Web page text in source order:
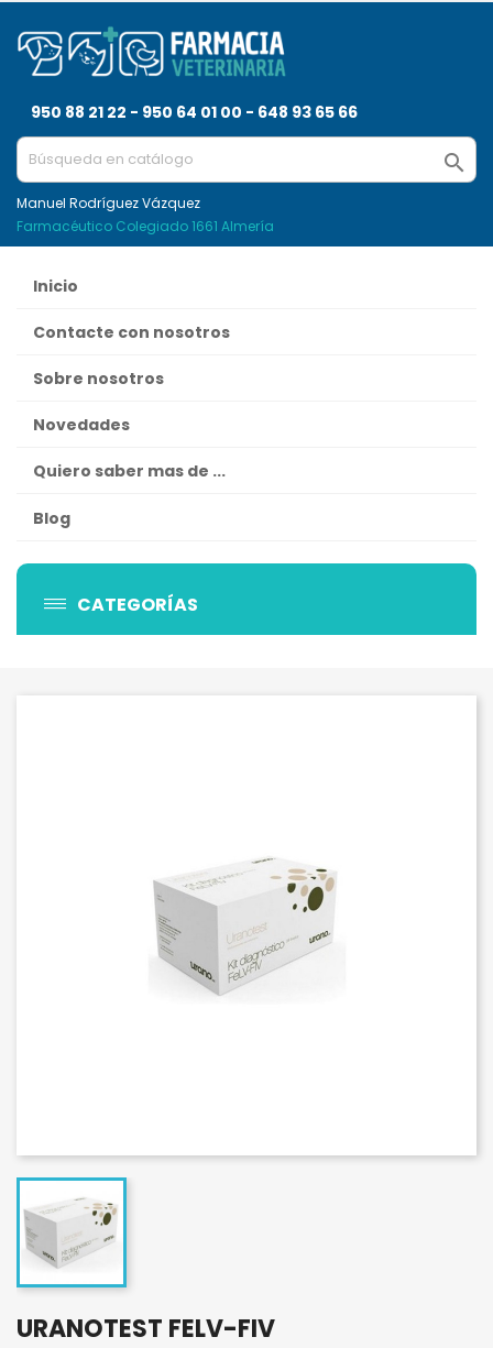
950 88 21 22 - 950 64 01 00 - 648 93 65 66

Manuel Rodríguez Vázquez
Farmacéutico Colegiado 1661 Almería
Inicio
Contacte con nosotros
Sobre nosotros
Novedades
Quiero saber mas de ...
Blog
CATEGORÍAS
URANOTEST FELV-FIV